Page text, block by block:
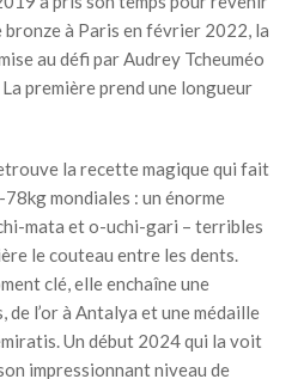
à Paris en février 2022, la
au défi par Audrey Tcheuméo
première prend une longueur
la recette magique qui fait
78kg mondiales : un énorme
mata et o-uchi-gari – terribles
le couteau entre les dents.
clé, elle enchaîne une
de l’or à Antalya et une médaille
Un début 2024 qui la voit
impressionnant niveau de